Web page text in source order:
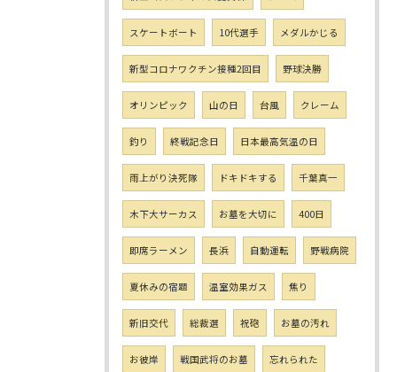
スケートボート 10代選手 メダルかじる
新型コロナワクチン接種2回目 野球決勝
オリンピック 山の日 台風 クレーム
釣り 終戦記念日 日本最高気温の日
雨上がり決死隊 ドキドキする 千葉真一
木下大サーカス お墓を大切に 400日
即席ラーメン 長浜 自動運転 野戦病院
夏休みの宿題 温室効果ガス 焦り
新旧交代 総裁選 祝砲 お墓の汚れ
お彼岸 戦国武将のお墓 忘れられた